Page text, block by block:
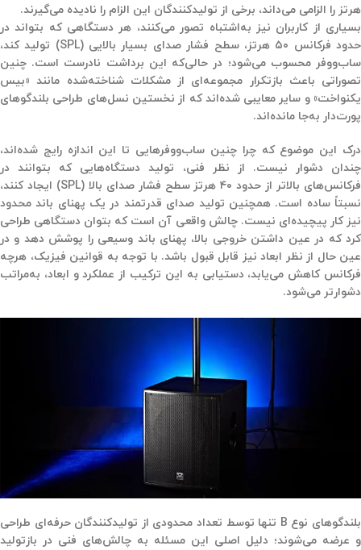
هرتز را الزامی می‌داند، برخی از تولیدکنندگان این الزام را نادیده می‌گیرند.
بسیاری از کاربران نیز به‌اشتباه تصور می‌کنند، هر دستگاهی که بتواند در
حدود فرکانس ۵۰ هرتز، سطح فشار صدای بسیار بالایی (SPL) تولید کند،
ساب‌ووفر محسوب می‌شود؛ در حالی‌که این برداشت نادرست است. چنین
تصوراتی باعث بازتکرار مجموعه‌ای از مشکلات شناخته‌شده مانند «بیس
یکنواخت» و سایر معایبی شده‌اند که از نخستین نسل‌های طراحی بلندگوهای
پورت‌دار به‌جا مانده‌اند.
درک این موضوع که چرا چنین ساب‌ووفرهایی تا این اندازه رایج شده‌اند،
چندان دشوار نیست. از نظر فنی، تولید دستگاه‌هایی که بتوانند در
فرکانس‌های بالاتر از حدود ۴۰ هرتز سطح فشار صدای بالا (SPL) ایجاد کنند،
نسبتاً ساده است. همچنین تولید صدای قدرتمند در یک پهنای باند محدود
نیز کار پیچیده‌ای نیست. چالش واقعی آن است که بتوان دستگاهی طراحی
کرد که در عین داشتن خروجی بالا، پهنای باند وسیعی را پوشش دهد و در
عین حال از نظر ابعاد نیز قابل‌ قبول باشد. با توجه به قوانین فیزیک، هرچه
فرکانس کاهش می‌یابد، دستیابی به این ترکیب از عملکرد و ابعاد، به‌مراتب
دشوارتر می‌شود.
بلندگوهای نوع B تنها توسط تعداد محدودی از تولیدکنندگان حرفه‌ای طراحی
و عرضه می‌شوند؛ دلیل اصلی این مسئله به چالش‌های فنی در بازتولید